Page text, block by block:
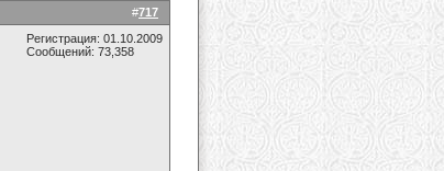
#717
Регистрация: 01.10.2009
Сообщений: 73,358